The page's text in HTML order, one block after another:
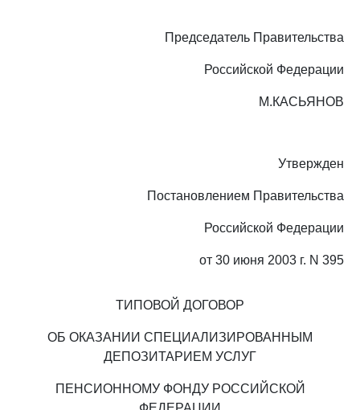
Председатель Правительства
Российской Федерации
М.КАСЬЯНОВ
Утвержден
Постановлением Правительства
Российской Федерации
от 30 июня 2003 г. N 395
ТИПОВОЙ ДОГОВОР
ОБ ОКАЗАНИИ СПЕЦИАЛИЗИРОВАННЫМ
ДЕПОЗИТАРИЕМ УСЛУГ
ПЕНСИОННОМУ ФОНДУ РОССИЙСКОЙ